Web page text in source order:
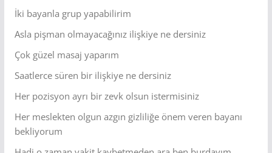
İki bayanla grup yapabilirim
Asla pişman olmayacağınız ilişkiye ne dersiniz
Çok güzel masaj yaparım
Saatlerce süren bir ilişkiye ne dersiniz
Her pozisyon ayrı bir zevk olsun istermisiniz
Her meslekten olgun azgın gizliliğe önem veren bayanı
bekliyorum